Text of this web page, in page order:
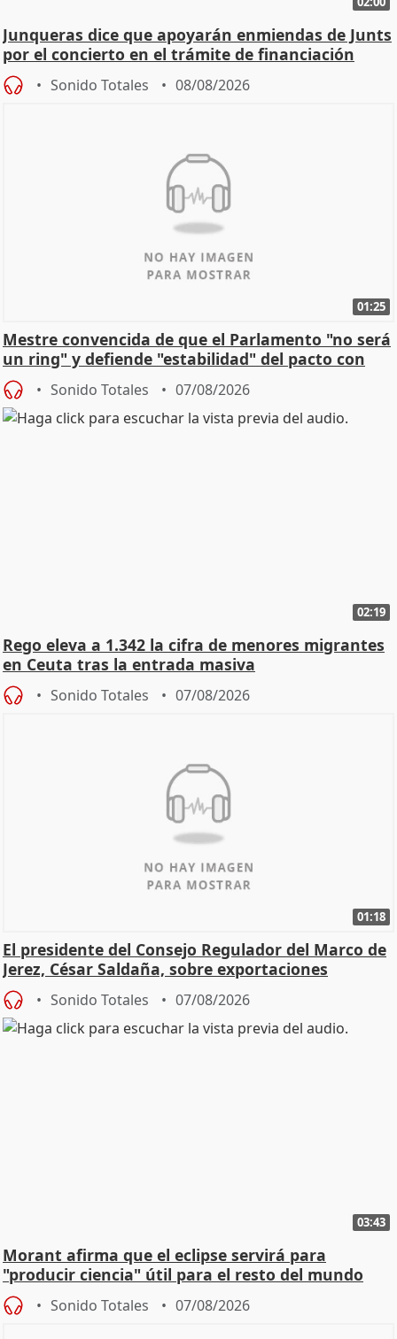
Junqueras dice que apoyarán enmiendas de Junts
por el concierto en el trámite de financiación
Sonido Totales 08/08/2026
01:25
Mestre convencida de que el Parlamento "no será
un ring" y defiende "estabilidad" del pacto con
Vox
Sonido Totales 07/08/2026
02:19
Rego eleva a 1.342 la cifra de menores migrantes
en Ceuta tras la entrada masiva
Sonido Totales 07/08/2026
01:18
El presidente del Consejo Regulador del Marco de
Jerez, César Saldaña, sobre exportaciones
Sonido Totales 07/08/2026
03:43
Morant afirma que el eclipse servirá para
"producir ciencia" útil para el resto del mundo
Sonido Totales 07/08/2026